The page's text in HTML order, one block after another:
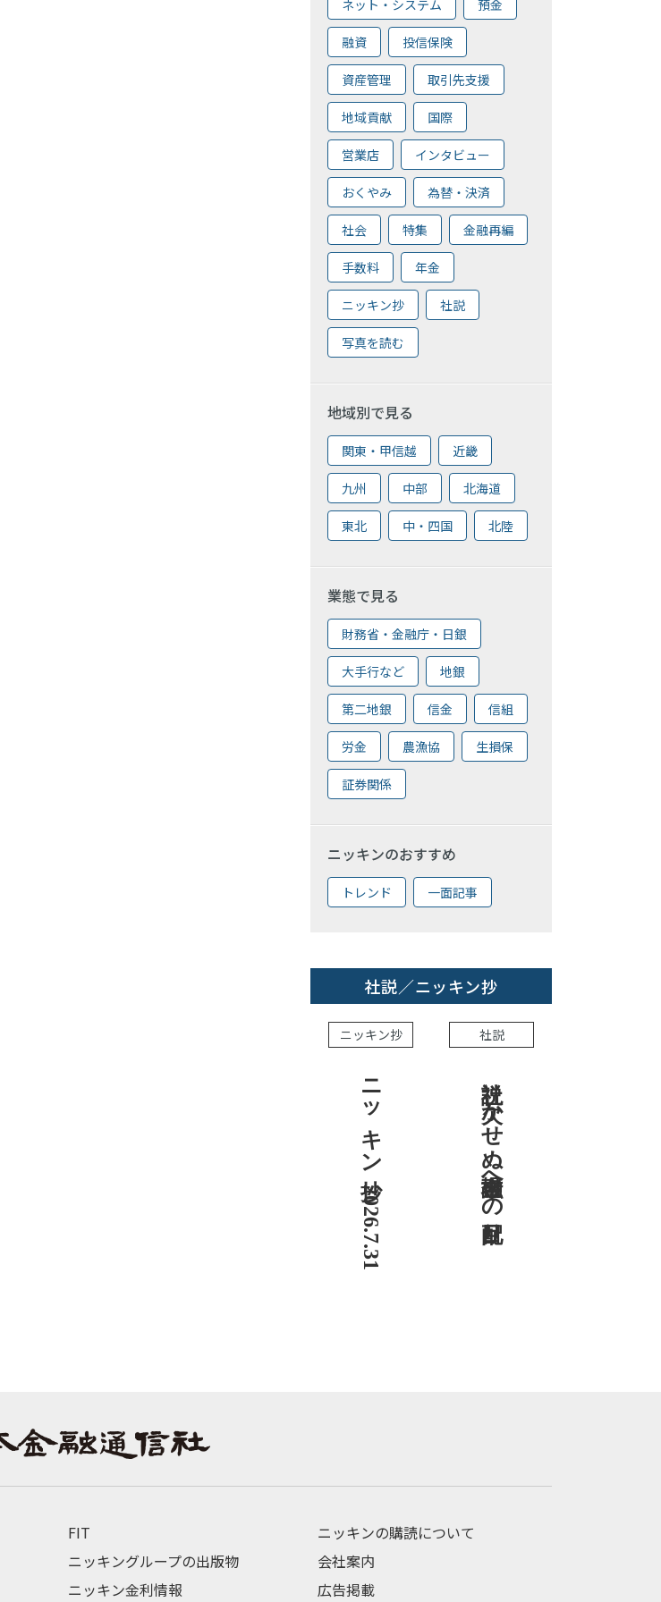
ネット・システム 預金
融資 投信保険
資産管理 取引先支援
地域貢献 国際
営業店 インタビュー
おくやみ 為替・決済
社会 特集 金融再編
手数料 年金
ニッキン抄 社説
写真を読む
地域別で見る
関東・甲信越 近畿
九州 中部 北海道
東北 中・四国 北陸
業態で見る
財務省・金融庁・日銀
大手行など 地銀
第二地銀 信金 信組
労金 農漁協 生損保
証券関係
ニッキンのおすすめ
トレンド 一面記事
社説／ニッキン抄
ニッキン抄
ニッキン抄 2026.7.31
社説
社説 欠かせぬ金融市場への目配り
FIT
ニッキングループの出版物
ニッキン金利情報
ニッキンの購読について
会社案内
広告掲載